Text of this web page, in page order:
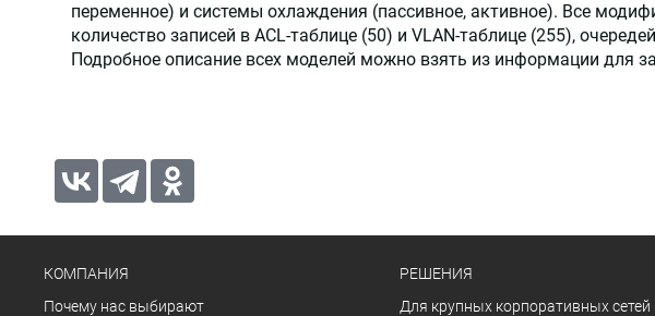
переменное) и системы охлаждения (пассивное, активное). Все
количество записей в ACL-таблице (50) и VLAN-таблице (255),
Подробное описание всех моделей можно взять из информации для
КОМПАНИЯ
Почему нас выбирают
РЕШЕНИЯ
Для крупных корпоративных сетей